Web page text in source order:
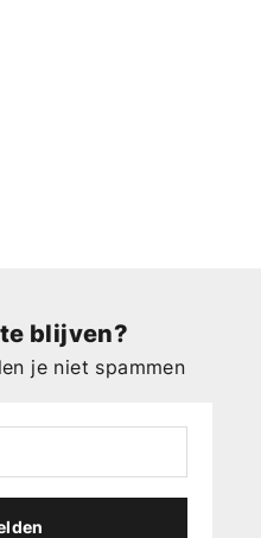
blijven?
je niet spammen